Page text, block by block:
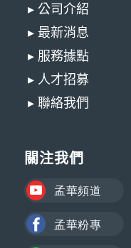
▸ 公司介紹
▸ 最新消息
▸ 服務據點
▸ 人才招募
▸ 聯絡我們
關注我們